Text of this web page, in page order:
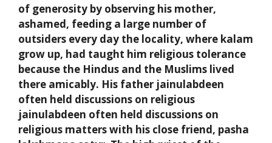
of generosity by observing his mother,
ashamed, feeding a large number of
outsiders every day the locality, where kalam
grow up, had taught him religious tolerance
because the Hindus and the Muslims lived
there amicably. His father jainulabdeen
often held discussions on religious
jainulabdeen often held discussions on
religious matters with his close friend, pasha